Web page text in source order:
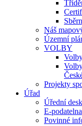
Náš
Územní
VOLBY
Projekty
Úřad
Úřední
E-podatelna
Povinné